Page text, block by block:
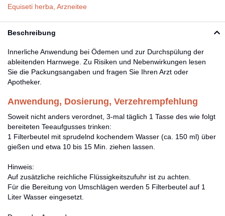
Equiseti herba, Arzneitee
Beschreibung
Innerliche Anwendung bei Ödemen und zur Durchspülung der
ableitenden Harnwege. Zu Risiken und Nebenwirkungen lesen
Sie die Packungsangaben und fragen Sie Ihren Arzt oder
Apotheker.
Anwendung, Dosierung, Verzehrempfehlung
Soweit nicht anders verordnet, 3-mal täglich 1 Tasse des wie folgt
bereiteten Teeaufgusses trinken:
1 Filterbeutel mit sprudelnd kochendem Wasser (ca. 150 ml) über
gießen und etwa 10 bis 15 Min. ziehen lassen.
Hinweis:
Auf zusätzliche reichliche Flüssigkeitszufuhr ist zu achten.
Für die Bereitung von Umschlägen werden 5 Filterbeutel auf 1
Liter Wasser eingesetzt.